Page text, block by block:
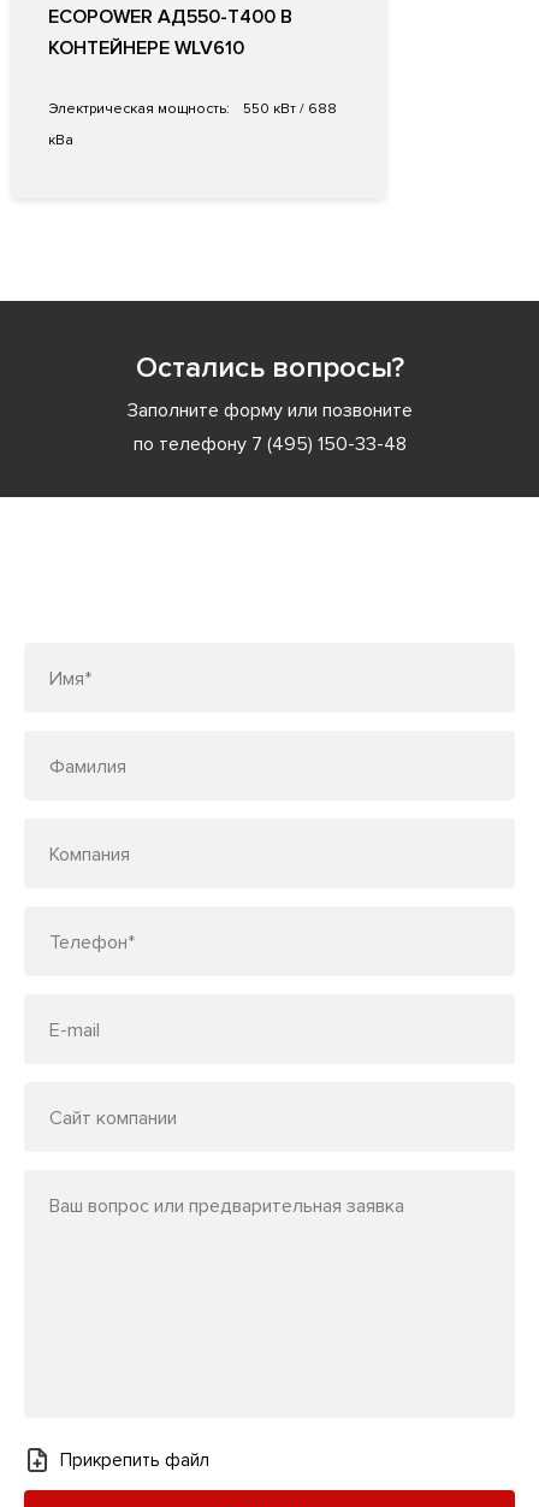
ECOPOWER АД550-T400 В
КОНТЕЙНЕРЕ WLV610
Электрическая мощность:
550 кВт / 688
кВа
Остались вопросы?
Заполните форму или позвоните
по телефону 7 (495) 150-33-48
Имя*
Фамилия
Компания
Телефон*
E-mail
Сайт компании
Ваш вопрос или предварительная заявка
Прикрепить файл